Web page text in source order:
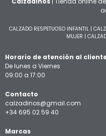
CALZADO RESPETUOSO INFANTIL|
MUJER |
Horario de atención al
De lunes a Viernes
09:00 a 17:00
Contacto
calzadinos@gmail.com
+34 695 02 59 40
Marcas